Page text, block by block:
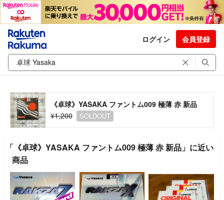
ログイン 会員登録
《卓球》YASAKA ファントム009 極薄 赤 新品
¥1,200
SOLDOUT
「《卓球》YASAKA ファントム009 極薄 赤 新品」に近い
商品